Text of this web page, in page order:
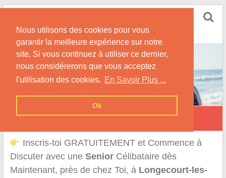
Nous utilisons des cookies pour vous
garantir la meilleure expérience sur notre
site. Si vous continuez à utiliser ce dernier,
nous considérerons que vous acceptez
l'utilisation des cookies. En Savoir Plus ...
Ok
Skip
content
Conseils & Infos pour la Rencontre d'une Senior
Longecourt-lès-Culêtre
Inscris-toi GRATUITEMENT et Commence à
Discuter avec une SeniorCélibataire dès
Maintenant, près de chez Toi, à Longecourt-les-